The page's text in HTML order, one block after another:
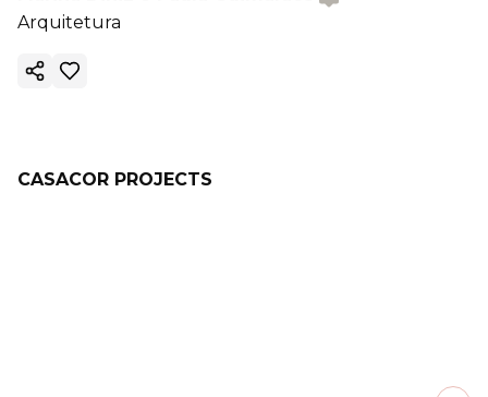
Arquitetura
Copy ink
CASACOR PROJECTS